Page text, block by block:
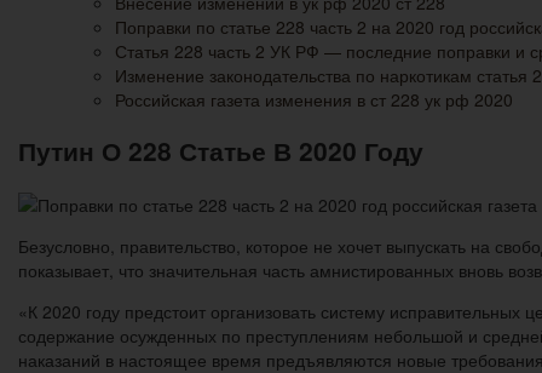
Поправки по статье 228 часть 2 на 2020 год
Статья 228 часть 2 УК РФ — последние поправки и
Изменение законодательства по наркотикам статья
Российская газета изменения в ст 228 ук рф 2020
Путин О 228 Статье В 2020 Году
Безусловно, правительство, которое не хочет выпускать на
показывает, что значительная часть амнистированных вновь
«К 2020 году предстоит организовать систему
содержание осужденных по преступлениям небольшой и
наказаний в настоящее время предъявляются новые